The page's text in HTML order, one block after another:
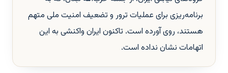
برنامه‌ریزی برای عملیات ترور و تضعیف امنیت ملی متهم
هستند، روی آورده است. تاکنون ایران واکنشی به این
اتهامات نشان نداده است.